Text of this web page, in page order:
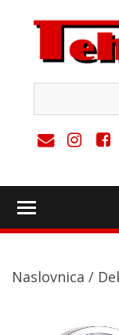
content
Naslovnica /